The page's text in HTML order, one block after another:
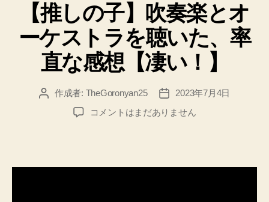
ー
【推しの子】吹奏楽とオ
ーケストラを聴いた、率
直な感想【凄い！】
投 作成者: TheGoronyan25
投
稿
日
2023年7月4日
【推
コメントはまだありません